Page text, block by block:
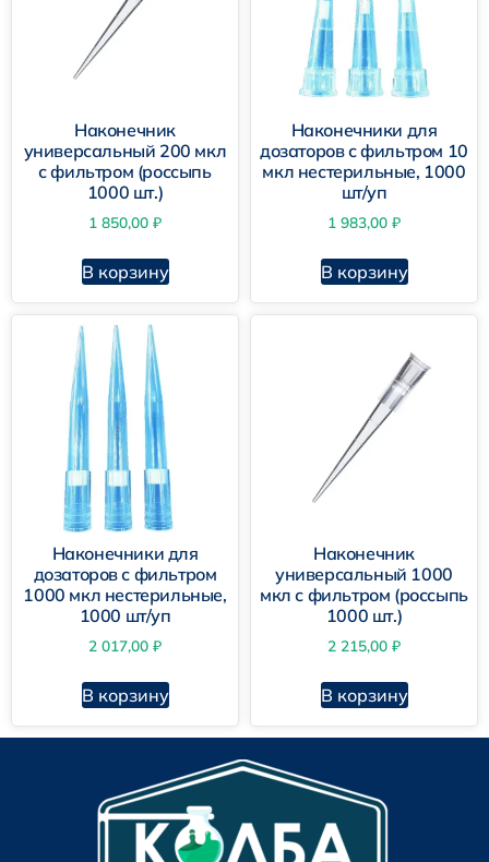
Наконечник
универсальный 200 мкл
с фильтром (россыпь
1000 шт.)
1 850,00 ₽
В корзину
Наконечники для
дозаторов с фильтром 10
мкл нестерильные, 1000
шт/уп
1 983,00 ₽
В корзину
Наконечники для
дозаторов с фильтром
1000 мкл нестерильные,
1000 шт/уп
2 017,00 ₽
В корзину
Наконечник
универсальный 1000
мкл с фильтром (россыпь
1000 шт.)
2 215,00 ₽
В корзину